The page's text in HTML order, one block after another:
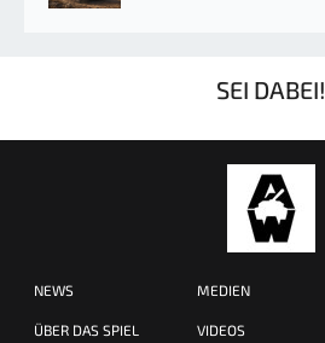
SEI DABEI!
NEWS
ÜBER DAS SPIEL
MEDIEN
VIDEOS